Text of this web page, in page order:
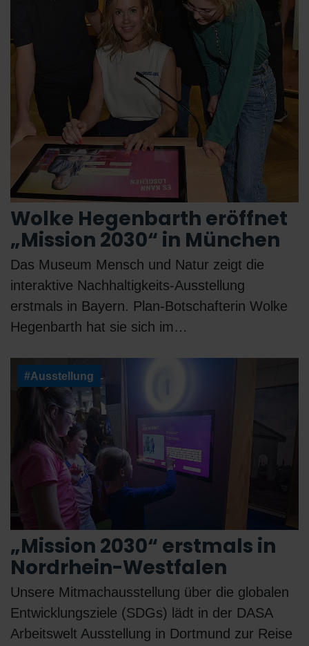
Wolke Hegenbarth eröffnet
„Mission 2030“ in München
Das Museum Mensch und Natur zeigt die
interaktive Nachhaltigkeits-Ausstellung
erstmals in Bayern. Plan-Botschafterin Wolke
Hegenbarth hat sie sich im…
#Ausstellung
„Mission 2030“ erstmals in
Nordrhein-Westfalen
Unsere Mitmachausstellung über die globalen
Entwicklungsziele (SDGs) lädt in der DASA
Arbeitswelt Ausstellung in Dortmund zur Reise